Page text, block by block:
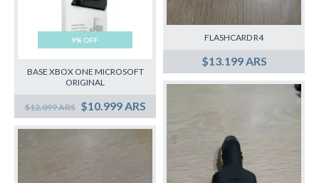
9% OFF
BASE XBOX ONE MICROSOFT
ORIGINAL
$12.099 ARS $10.999 ARS
FLASHCARD R4
$13.199 ARS